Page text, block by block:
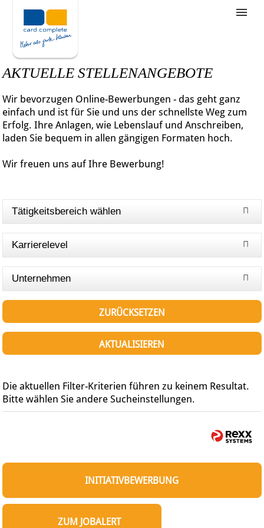
Stellenangebote
Unternehmensziele
Wie bewerbe ich mich
AKTUELLE STELLENANGEBOTE
Wir bevorzugen Online-Bewerbungen - das geht ganz
einfach und ist für Sie und uns der schnellste Weg zum
Erfolg. Ihre Anlagen, wie Lebenslauf und Anschreiben,
laden Sie bequem in allen gängigen Formaten hoch.
Wir freuen uns auf Ihre Bewerbung!
Tätigkeitsbereich wählen
Karrierelevel
Unternehmen
ZURÜCKSETZEN
AKTUALISIEREN
Die aktuellen Filter-Kriterien führen zu keinem Resultat.
Bitte wählen Sie andere Sucheinstellungen.
INITIATIVBEWERBUNG
ZUM JOBALERT